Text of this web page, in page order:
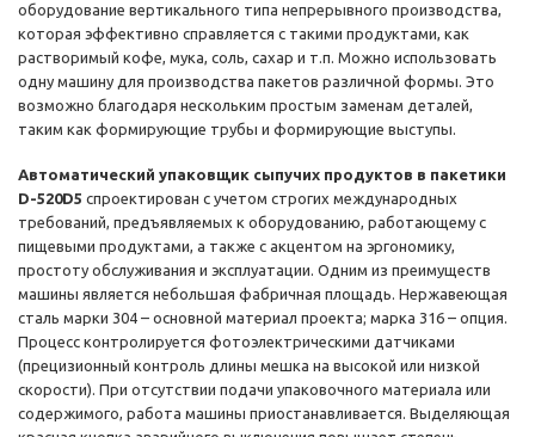
оборудование вертикального типа непрерывного производства,
которая эффективно справляется с такими продуктами, как
растворимый кофе, мука, соль, сахар и т.п. Можно использовать
одну машину для производства пакетов различной формы. Это
возможно благодаря нескольким простым заменам деталей,
таким как формирующие трубы и формирующие выступы.
Автоматический упаковщик сыпучих продуктов в пакетики
D-520D5 спроектирован с учетом строгих международных
требований, предъявляемых к оборудованию, работающему с
пищевыми продуктами, а также с акцентом на эргономику,
простоту обслуживания и эксплуатации. Одним из преимуществ
машины является небольшая фабричная площадь. Нержавеющая
сталь марки 304 – основной материал проекта; марка 316 – опция.
Процесс контролируется фотоэлектрическими датчиками
(прецизионный контроль длины мешка на высокой или низкой
скорости). При отсутствии подачи упаковочного материала или
содержимого, работа машины приостанавливается. Выделяющая